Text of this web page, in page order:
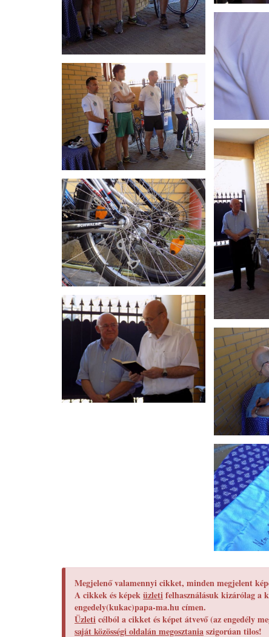
Megjelenő valamennyi cikket, minden megjelent
A cikkek és képeküzletifelhasználásuk kizárólag a
engedely(kukac)papa-ma.hu címen.
Üzleticélból a cikket és képet átvevő (az engedély
saját közösségi oldalán megosztaniaszigorúan tilos!